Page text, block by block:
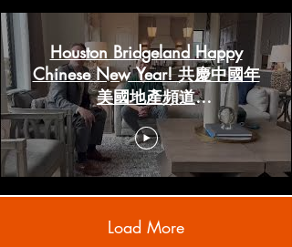
Houston Bridgeland Happy
Chinese New Year! 共慶中國年
美國地產頻道
www.HoustonRealestateChannels.com
Load More